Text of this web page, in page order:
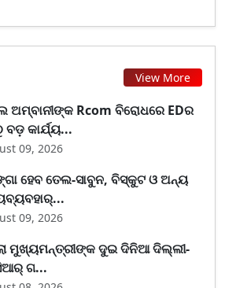
View More
ଅମ୍ବାନୀଙ୍କ Rcom ବିରୋଧରେ EDର
ବଡ଼ କାର୍ଯ୍ୟ...
09, 2026
ହେବ ତେଲ-ସାବୁନ, ବିସ୍କୁଟ ଓ ଅନ୍ୟ
09, 2026
ମୁଖ୍ୟମନ୍ତ୍ରୀଙ୍କ ଦୁଇ ଦିନିଆ ଦିଲ୍ଲୀ-
ଗ...